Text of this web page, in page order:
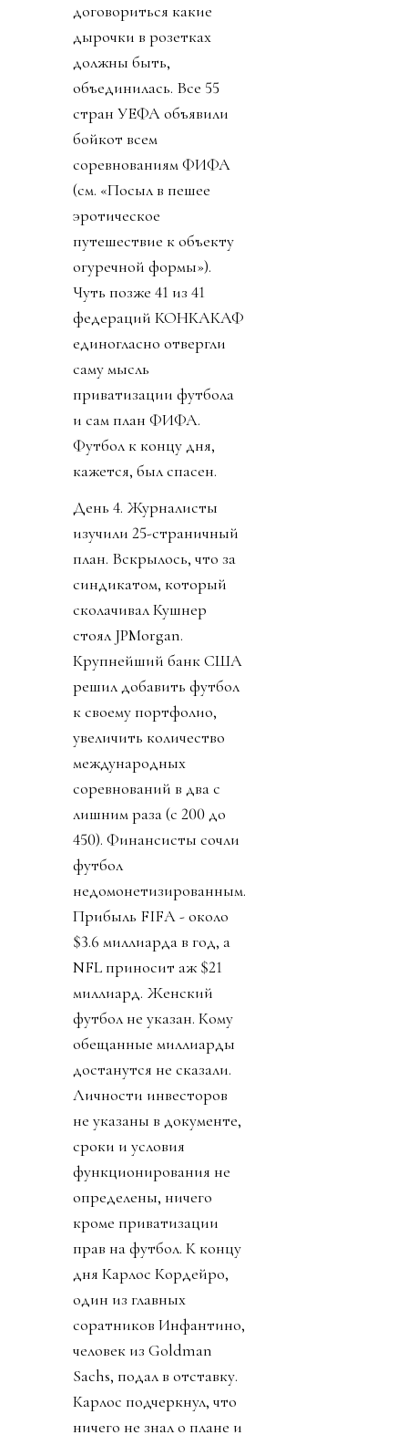
договориться какие
дырочки в розетках
должны быть,
объединилась. Все 55
стран УЕФА объявили
бойкот всем
соревнованиям ФИФА
(см. «Посыл в пешее
эротическое
путешествие к объекту
огуречной формы»).
Чуть позже 41 из 41
федераций КОНКАКАФ
единогласно отвергли
саму мысль
приватизации футбола
и сам план ФИФА.
Футбол к концу дня,
кажется, был спасен.
День 4. Журналисты
изучили 25-страничный
план. Вскрылось, что за
синдикатом, который
сколачивал Кушнер
стоял JPMorgan.
Крупнейший банк США
решил добавить футбол
к своему портфолио,
увеличить количество
международных
соревнований в два с
лишним раза (с 200 до
450). Финансисты сочли
футбол
недомонетизированным.
Прибыль FIFA - около
$3.6 миллиарда в год, а
NFL приносит аж $21
миллиард. Женский
футбол не указан. Кому
обещанные миллиарды
достанутся не сказали.
Личности инвесторов
не указаны в документе,
сроки и условия
функционирования не
определены, ничего
кроме приватизации
прав на футбол. К концу
дня Карлос Кордейро,
один из главных
соратников Инфантино,
человек из Goldman
Sachs, подал в отставку.
Карлос подчеркнул, что
ничего не знал о плане и